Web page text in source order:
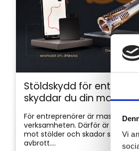
Vi
Stöldskydd för
skyddar du din maskin
För entreprenörer är
verksamheten. Därför är det
mot stölder och skador som
avbrott....